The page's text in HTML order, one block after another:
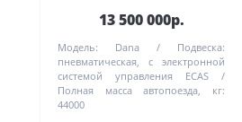
13 500 000р.
Модель: Dana
Подвеска:
пневматическая, с электронной
системой управления ECAS
Полная масса автопоезда, кг:
44000